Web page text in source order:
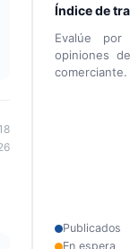
Índice de
Evalúe
opiniones
comerciante.
Publicados
En espera